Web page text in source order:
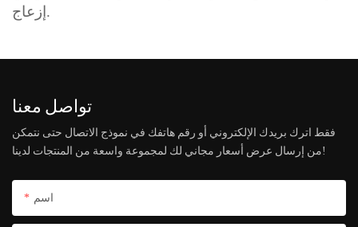
إزعاج.
تواصل معنا
فقط اترك بريدك الإلكتروني أو رقم هاتفك في نموذج الاتصال حتى نتمكن
من إرسال عرض أسعار مجاني لك لمجموعة واسعة من المنتجات لدينا!
اسم